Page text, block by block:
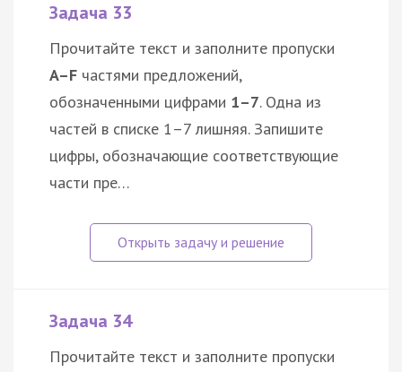
Задача 33
Прочитайте текст и заполните пропуски
A–F частями предложений,
обозначенными цифрами 1–7. Одна из
частей в списке 1–7 лишняя. Запишите
цифры, обозначающие соответствующие
части пре…
Задача 34
Прочитайте текст и заполните пропуски